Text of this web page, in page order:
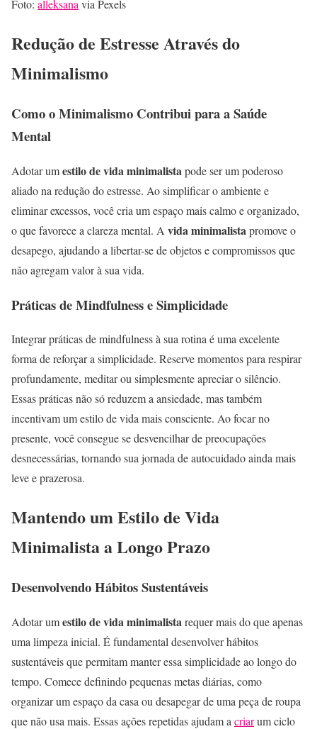
Foto: alleksanavia Pexels
Redução de Estresse Através do
Minimalismo
Como o Minimalismo Contribui para a Saúde
Mental
Adotar umestilo de vida minimalistapode ser um poderoso
aliado na redução do estresse. Ao simplificar o ambiente e
eliminar excessos, você cria um espaço mais calmo e organizado,
o que favorece a clareza mental. A vida minimalistapromove o
desapego, ajudando a libertar-se de objetos e compromissos que
não agregam valor à sua vida.
Práticas de Mindfulness e Simplicidade
Integrar práticas de mindfulness à sua rotina é uma excelente
forma de reforçar a simplicidade. Reserve momentos para respirar
profundamente, meditar ou simplesmente apreciar o silêncio.
Essas práticas não só reduzem a ansiedade, mas também
incentivam um estilo de vida mais consciente. Ao focar no
presente, você consegue se desvencilhar de preocupações
desnecessárias, tornando sua jornada de autocuidado ainda mais
leve e prazerosa.
Mantendo um Estilo de Vida
Minimalista a Longo Prazo
Desenvolvendo Hábitos Sustentáveis
Adotar umestilo de vida minimalistarequer mais do que apenas
uma limpeza inicial. É fundamental desenvolver hábitos
sustentáveis que permitam manter essa simplicidade ao longo do
tempo. Comece definindo pequenas metas diárias, como
organizar um espaço da casa ou desapegar de uma peça de roupa
que não usa mais. Essas ações repetidas ajudam a criarum ciclo